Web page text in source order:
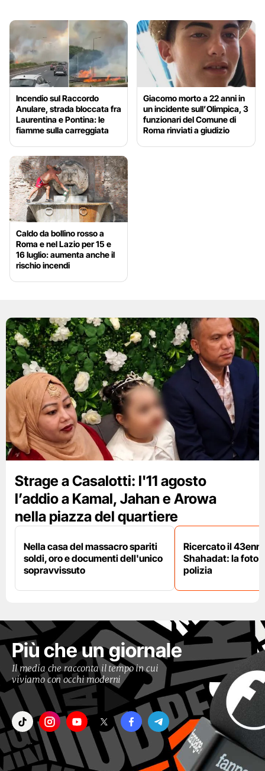
Incendio sul Raccordo
Anulare, strada bloccata fra
Laurentina e Pontina: le
fiamme sulla carreggiata
Giacomo morto a 22 anni in
un incidente sull’Olimpica, 3
funzionari del Comune di
Roma rinviati a giudizio
Caldo da bollino rosso a
Roma e nel Lazio per 15 e
16 luglio: aumenta anche il
rischio incendi
Strage a Casalotti: l'11 agosto
l’addio a Kamal, Jahan e Arowa
nella piazza del quartiere
Nella casa del massacro spariti
soldi, oro e documenti dell'unico
sopravvissuto
Ricercato il
Shahadat: la foto
polizia
Più che un giornale
Il media che racconta il tempo in cui
viviamo con occhi moderni